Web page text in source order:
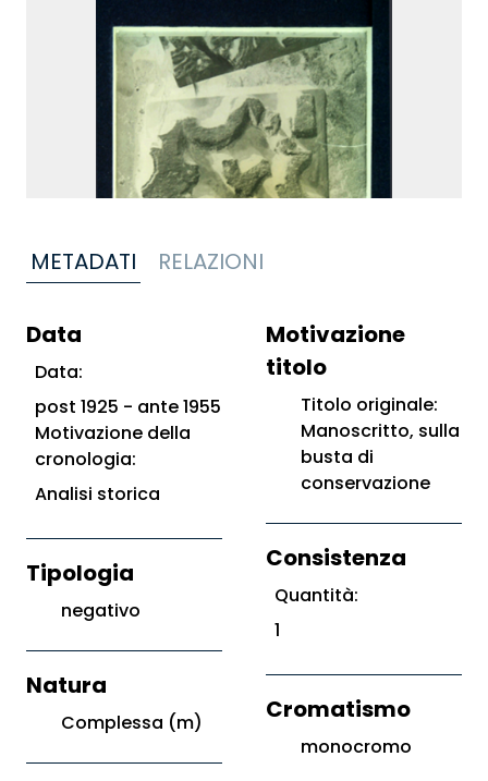
METADATI RELAZIONI
Data
Data:
post 1925 - ante 1955
Motivazione della
cronologia:
Analisi storica
Tipologia
negativo
Natura
Complessa (m)
Motivazione
titolo
Titolo originale:
Manoscritto, sulla
busta di
conservazione
Consistenza
Quantità:
1
Cromatismo
monocromo